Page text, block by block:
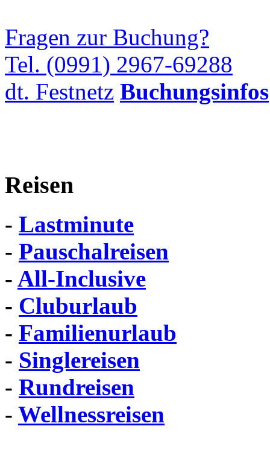
Fragen zur Buchung?
Tel. (0991) 2967-69288
dt. Festnetz Buchungsinfos
Reisen
- Lastminute
- Pauschalreisen
- All-Inclusive
- Cluburlaub
- Familienurlaub
- Singlereisen
- Rundreisen
- Wellnessreisen